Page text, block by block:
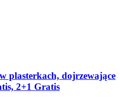
plasterkach, dojrzewające
2+1 Gratis